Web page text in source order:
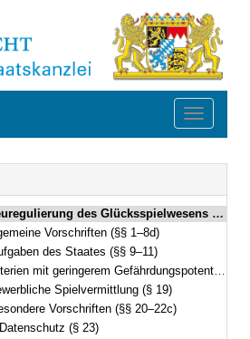
Toggle
in Deutschland (Glücksspielstaatsvertrag 2021 – GlüStV 2021) Vom 29. Oktober 2020 (§§ 1–35)
Vorschriften (§§ 1–8d)
des Staates (§§ 9–11)
mit geringerem Gefährdungspotential (§§ 12–18)
Spielvermittlung (§ 19)
Vorschriften (§§ 20–22c)
(§ 23)